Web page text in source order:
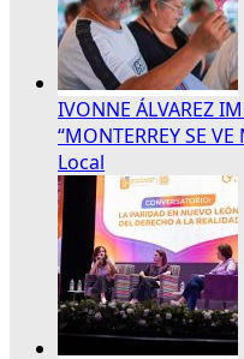
IVONNE ÁLVAREZ
“MONTERREY SE VE
Local